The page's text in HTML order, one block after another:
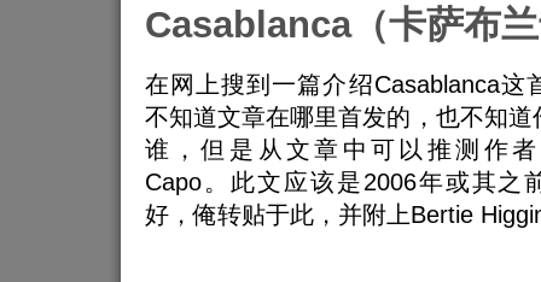
Casablanca（卡萨布
在网上搜到一篇介绍Casablanca这
不知道文章在哪里首发的，也不知道
谁，但是从文章中可以推测作
Capo。此文应该是2006年或其之
好，俺转贴于此，并附上Bertie